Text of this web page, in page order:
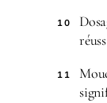
10
11